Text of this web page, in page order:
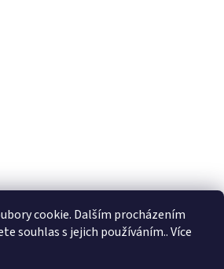
cookie. Dalším procházením
souhlas s jejich používáním.. Více